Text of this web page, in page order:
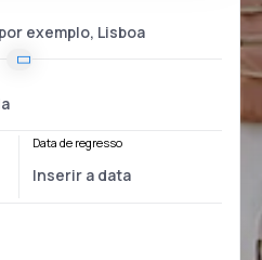
Data de regresso